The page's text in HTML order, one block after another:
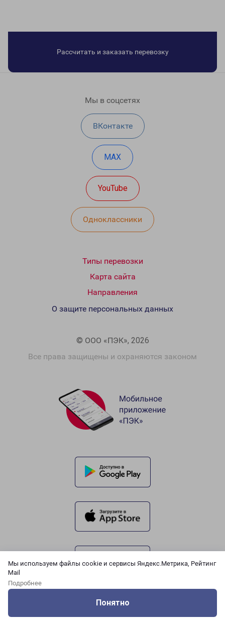
Мы используем файлы cookie и сервисы Яндекс.Метрика, Рейтинг
Mail
Подробнее
Понятно
Рассчитать и заказать перевозку
Мы в соцсетях
ВКонтакте
MAX
YouTube
Одноклассники
Типы перевозки
Карта сайта
Направления
© ООО «ПЭК», 2026
Все права защищены и охраняются законом
О защите персональных данных